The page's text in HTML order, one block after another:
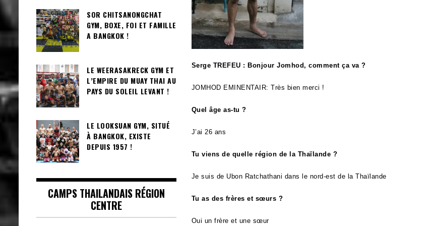
Serge TREFEU : Bonjour Jomhod, comment ça va ?
JOMHOD EMINENTAIR: Très bien merci !
Quel âge as-tu ?
J’ai 26 ans
Tu viens de quelle région de la Thaïlande ?
Je suis de Ubon Ratchathani dans le nord-est de la Thaïlande
Tu as des frères et sœurs ?
Oui un frère et une sœur
SOR CHITSANONGCHAT
GYM, BOXE, FOI ET FAMILLE
A BANGKOK !
LE WEERASAKRECK GYM ET
L’EMPIRE DU MUAY THAI AU
PAYS DU SOLEIL LEVANT !
LE LOOKSUAN GYM, SITUÉ
À BANGKOK, EXISTE
DEPUIS 1957 !
CAMPS THAILANDAIS RÉGION
CENTRE